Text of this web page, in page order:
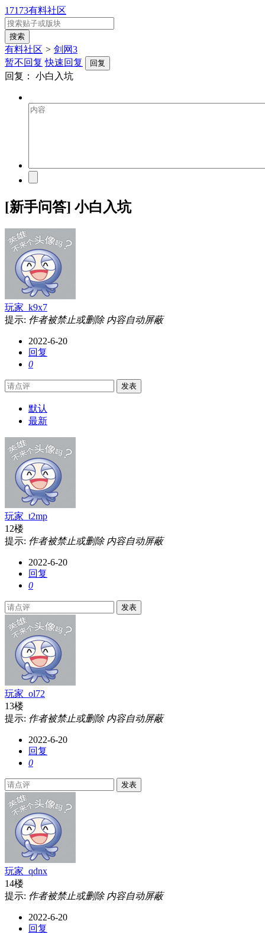
17173有料社区
有料社区 > 剑网3
暂不回复 快速回复 回复
回复： 小白入坑
[新手问答] 小白入坑
玩家_k9x7
提示: 作者被禁止或删除 内容自动屏蔽
2022-6-20
回复
0
发表
默认
最新
玩家_t2mp
12楼
提示: 作者被禁止或删除 内容自动屏蔽
2022-6-20
回复
0
发表
玩家_ol72
13楼
提示: 作者被禁止或删除 内容自动屏蔽
2022-6-20
回复
0
发表
玩家_qdnx
14楼
提示: 作者被禁止或删除 内容自动屏蔽
2022-6-20
回复